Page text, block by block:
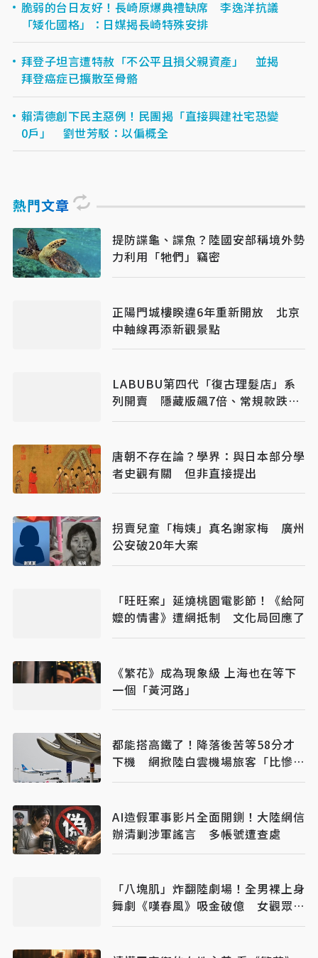
脆弱的台日友好！長崎原爆典禮缺席 李逸洋抗議
「矮化國格」：日媒揭長崎特殊安排
拜登子坦言遭特赦「不公平且損父親資產」 並揭
拜登癌症已擴散至骨骼
賴清德創下民主惡例！民團揭「直接興建社宅恐變
0戶」 劉世芳駁：以偏概全
熱門文章
提防諜龜、諜魚？陸國安部稱境外勢
力利用「牠們」竊密
正陽門城樓睽違6年重新開放 北京
中軸線再添新觀景點
LABUBU第四代「復古理髮店」系
列開賣 隱藏版飆7倍、常規款跌破
原價
唐朝不存在論？學界：與日本部分學
者史觀有關 但非直接提出
拐賣兒童「梅姨」真名謝家梅 廣州
公安破20年大案
「旺旺案」延燒桃園電影節！《給阿
嬤的情書》遭網抵制 文化局回應了
《繁花》成為現象級 上海也在等下
一個「黃河路」
都能搭高鐵了！降落後苦等58分才
下機 網掀陸白雲機場旅客「比慘大
會」
AI造假軍事影片全面開鍘！大陸網信
辦清剿涉軍謠言 多帳號遭查處
「八塊肌」炸翻陸劇場！全男裸上身
舞劇《嘆春風》吸金破億 女觀眾狂
喊：終於懂武則天